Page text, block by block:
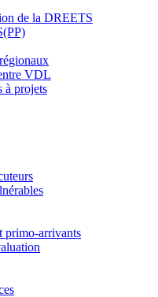
de la DREETS
VDL
à projets
primo-arrivants